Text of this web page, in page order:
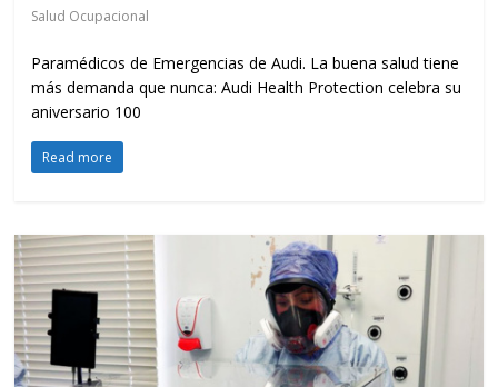
Salud Ocupacional
Paramédicos de Emergencias de Audi. La buena salud tiene
más demanda que nunca: Audi Health Protection celebra su
aniversario 100
Read more